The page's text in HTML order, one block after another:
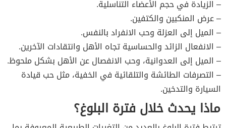
– الزيادة في حجم الأعضاء التناسلية.
– عرض المنكبين والكتفين.
– الميل إلى العزلة وحب الانفراد بالنفس.
– الانفعال الزائد والحساسية تجاه الأهل وانتقادات الآخرين.
– الميل إلى العدوانية، وحب الانفصال عن الأهل بشكل ملحوظ.
– التصرفات الطائشة والتلقائية في الخفية، مثل حب قيادة
السيارة والتدخين.
ماذا يحدث خلال فترة البلوغ؟